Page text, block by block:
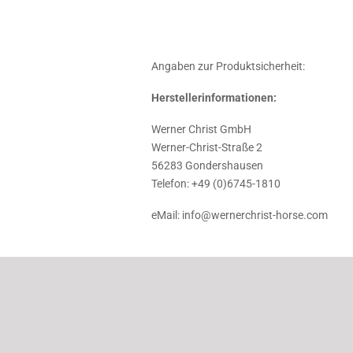
Angaben zur Produktsicherheit:
Herstellerinformationen:
Werner Christ GmbH
Werner-Christ-Straße 2
56283 Gondershausen
Telefon: +49 (0)6745-1810
eMail: info@wernerchrist-horse.com